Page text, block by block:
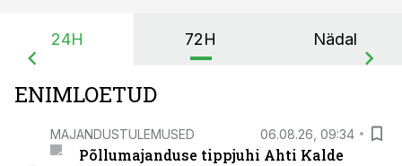
24H 72H Nädal
ENIMLOETUD
MAJANDUSTULEMUSED 06.08.26, 09:34
Põllumajanduse tippjuhi Ahti Kalde